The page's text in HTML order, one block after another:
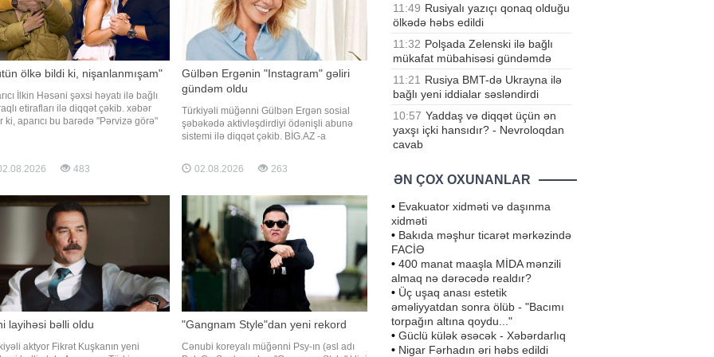
ölkə bildi ki, nişanlanmışam"
İlkin Həsəni şəxsi həyatı ilə bağlı
etirafları ilə diqqət çəkib. xəbər
ki, aparıcı bu barədə "Pərvizə görə"
söz açıb. Aparıcı vurğulayıb ki,
483
Gülbən Ergənin "Instagram" gəliri
gündəm oldu
Türkiyəli müğənni Gülbən Ergən sosial
şəbəkədə aktivləşdirdiyi ödənişli abunə
sistemi ilə diqqət çəkib. BİG.AZ -a
əvvəl "Instagram" hesabında aylıq 79,99
Türkiyə lirəsi (təxminən 2 manat 86 qəpik)
istifadəy
02.08.2026 263
layihəsi bəlli oldu
aktyor Fikrət Kuşkanın yeni
"Gangnam Style"dan yeni rekord
Cənubi koreyalı müğənni Psy-ın (əsl adı
11:49 Rusiyalı yazıçı qonaq olduğu
ölkədə həbs edildi
11:32 Polşada Zelenski ilə bağlı
mükafat mübahisəsi gündəmdə
11:21 Rusiya BMT-də Ukrayna ilə
bağlı yeni iddialar səsləndirdi
10:57 Yaddaş və diqqət üçün ən
yaxşı içki hansıdır? - Nevroloqdan
cavab
ƏN ÇOX OXUNANLAR
• Evakuator xidməti və daşınma
xidməti
• Bakıda məşhur ticarət mərkəzində
FACİƏ
• 400 manat maaşla MİDA mənzili
almaq nə dərəcədə realdır?
• Üç uşaq anası estetik
əməliyyatdan sonra ölüb - "Bacımı
torpağın altına qoydu..."
• Güclü külək əsəcək - Xəbərdarlıq
• Nigar Fərhadın əri həbs edildi